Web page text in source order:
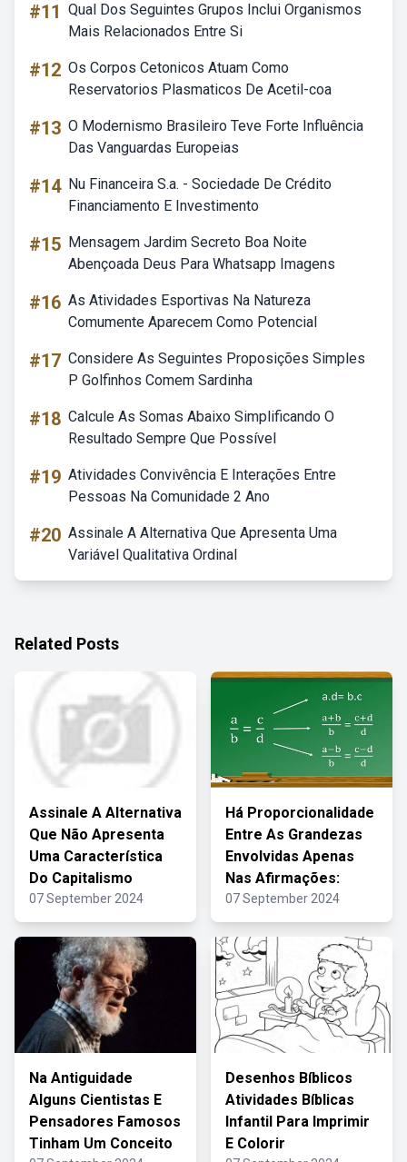
#11 Qual Dos Seguintes Grupos Inclui Organismos
Mais Relacionados Entre Si
#12 Os Corpos Cetonicos Atuam Como
Reservatorios Plasmaticos De Acetil-coa
#13 O Modernismo Brasileiro Teve Forte Influência
Das Vanguardas Europeias
#14 Nu Financeira S.a. - Sociedade De Crédito
Financiamento E Investimento
#15 Mensagem Jardim Secreto Boa Noite
Abençoada Deus Para Whatsapp Imagens
#16 As Atividades Esportivas Na Natureza
Comumente Aparecem Como Potencial
#17 Considere As Seguintes Proposições Simples
P Golfinhos Comem Sardinha
#18 Calcule As Somas Abaixo Simplificando O
Resultado Sempre Que Possível
#19 Atividades Convivência E Interações Entre
Pessoas Na Comunidade 2 Ano
#20 Assinale A Alternativa Que Apresenta Uma
Variável Qualitativa Ordinal
Related Posts
Assinale A Alternativa
Que Não Apresenta
Uma Característica
Do Capitalismo
07 September 2024
Há Proporcionalidade
Entre As Grandezas
Envolvidas Apenas
Nas Afirmações:
07 September 2024
Na Antiguidade
Alguns Cientistas E
Pensadores Famosos
Tinham Um Conceito
Desenhos Bíblicos
Atividades Bíblicas
Infantil Para Imprimir
E Colorir